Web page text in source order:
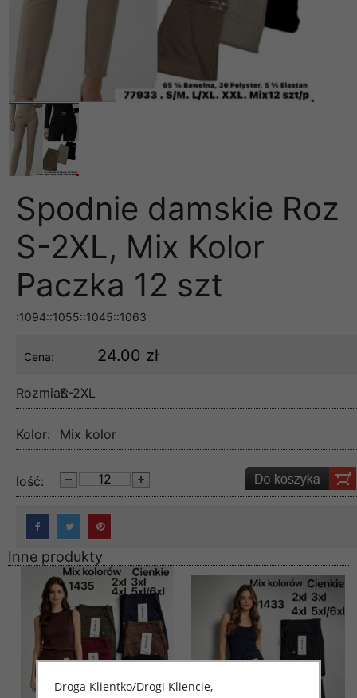
Spodnie damskie Roz
S-2XL, Mix Kolor
Paczka 12 szt
:1094::1055::1045::1063
Cena: 24.00 zł
Rozmiar:S-2XL
Kolor: Mix kolor
lość:
Inne produkty
Droga Klientko/Drogi Kliencie,